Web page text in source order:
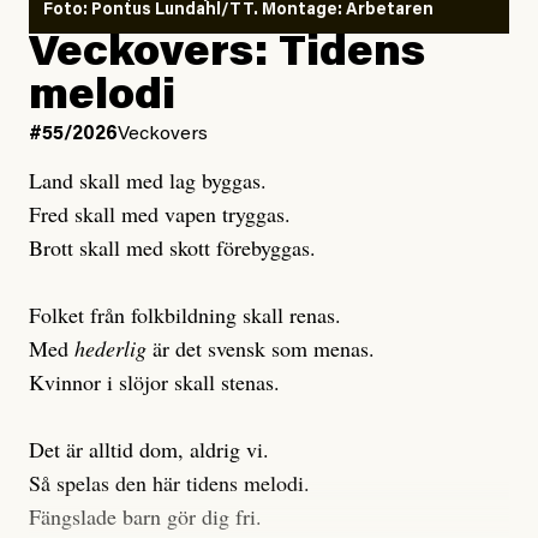
Publicerad6 August, 2026
Uppdaterad7 August, 2026
Publicerad3 August, 2026
Uppdaterad3 August, 2026
Foto: Pontus Lundahl/TT. Montage: Arbetaren
Veckovers: Tidens
melodi
#55/2026Veckovers
Land skall med lag byggas.
Fred skall med vapen tryggas.
Brott skall med skott förebyggas.
Folket från folkbildning skall renas.
Med hederlig är det svensk som menas.
Kvinnor i slöjor skall stenas.
Det är alltid dom, aldrig vi.
Så spelas den här tidens melodi.
Fängslade barn gör dig fri.